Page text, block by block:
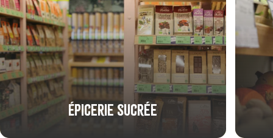
Épicerie sucrée